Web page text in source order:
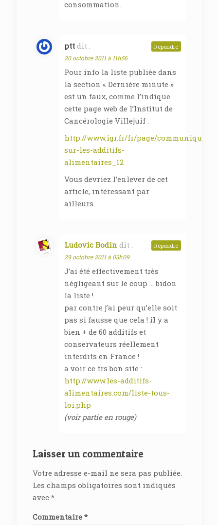
consommation.
ptt dit :
20 octobre 2011 à 11h56
Pour info la liste publiée dans
la section « Dernière minute »
est un faux, comme l’indique
cette page web de l’Institut de
Cancérologie Villejuif :
http://www.igr.fr/fr/page/communique-
sur-les-additifs-
alimentaires_12
Vous devriez l’enlever de cet
article, intéressant par
ailleurs.
Répondre
Ludovic Bodin dit :
29 octobre 2011 à 03h09
J’ai été effectivement très
négligeant sur le coup … bidon
la liste !
par contre j’ai peur qu’elle soit
pas si fausse que cela ! il y a
bien + de 60 additifs et
conservateurs réellement
interdits en France !
a voir ce trs bon site :
http://www.les-additifs-
alimentaires.com/liste-tous-
loi.php
(voir partie en rouge)
Répondre
Laisser un commentaire
Votre adresse e-mail ne sera pas publiée.
Les champs obligatoires sont indiqués
avec *
Commentaire *